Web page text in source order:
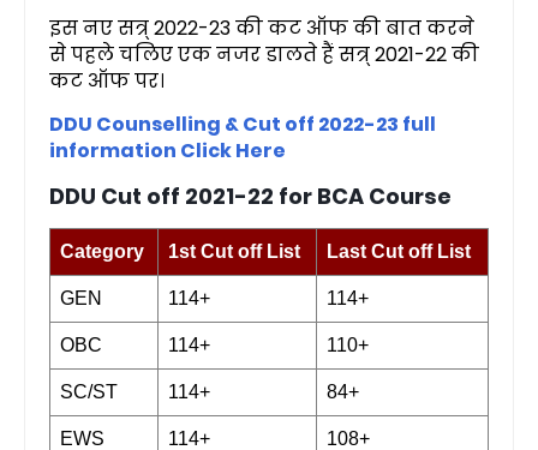
इस नए सत्र् 2022-23 की कट ऑफ की बात करने
से पहले चलिए एक नजर डालते हैं सत्र् 2021-22 की
कट ऑफ पर।
DDU Counselling & Cut off 2022-23 full
information Click Here
DDU Cut off 2021-22 for BCA Course
Category 1st Cut off List Last Cut off List
GEN 114+ 114+
OBC 114+ 110+
SC/ST 114+ 84+
EWS 114+ 108+